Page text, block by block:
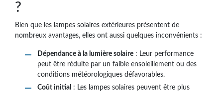
?
Bien que les lampes solaires extérieures présentent de
nombreux avantages, elles ont aussi quelques inconvénients :
Dépendance à la lumière solaire : Leur performance
peut être réduite par un faible ensoleillement ou des
conditions météorologiques défavorables.
Coût initial : Les lampes solaires peuvent être plus